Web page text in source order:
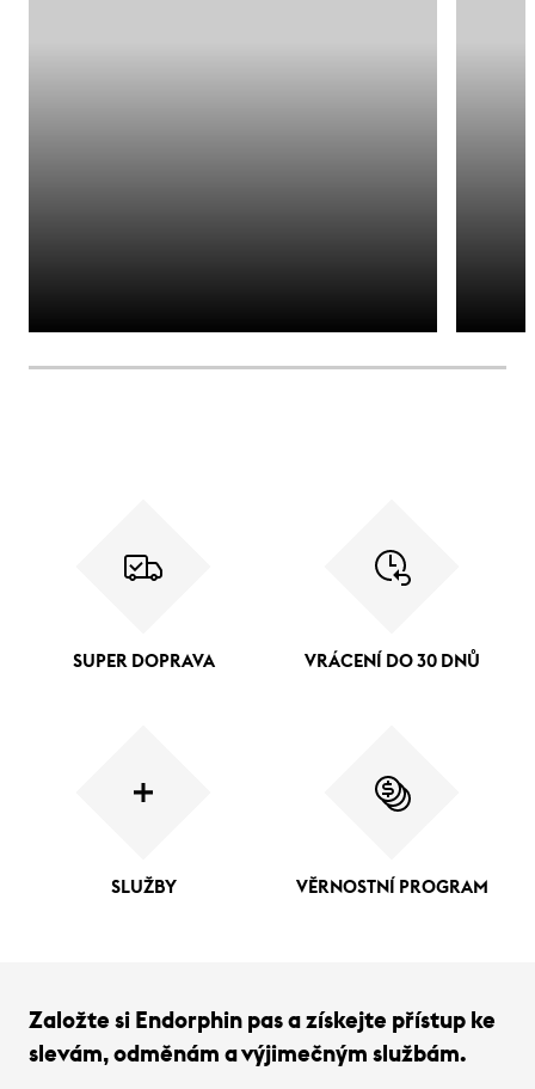
SUPER DOPRAVA VRÁCENÍ DO 30 DNŮ
SLUŽBY VĚRNOSTNÍ PROGRAM
Založte si Endorphin pas a získejte přístup ke
slevám, odměnám a výjimečným službám.